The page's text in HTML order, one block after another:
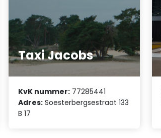
Taxi Jacobs
KvK nummer: 77285441
Adres: Soesterbergsestraat 133
B 17